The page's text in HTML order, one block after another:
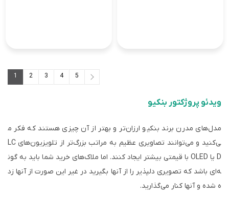
1 2 3 4
5
ویدئو پروژکتور بنکیو
مدل‌های مدرن برند بنکیو ارزان‌تر و بهتر از آن چیزی هستند که فکر م
ی‌کنید و می‌توانند تصاویری عظیم به مراتب بزرگ‌تر از تلویزیون‌های LC
D یا OLED با قیمتی بیشتر ایجاد کنند. اما ملاک‌های خرید شما باید به گون
ه‌ای باشد که تصویری دلپذیر را از آنها بگیرید در غیر این صورت از آنها زد
ه شده و آنها کنار می‌گذارید.